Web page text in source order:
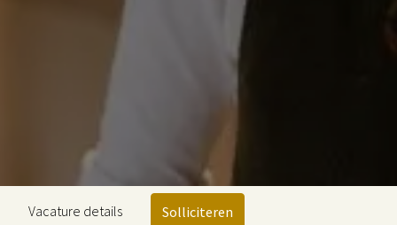
Vacature details Solliciteren